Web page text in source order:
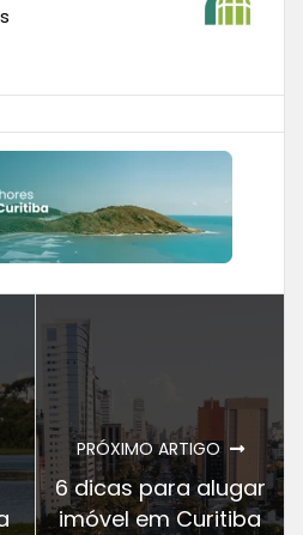
PRÓXIMO ARTIGO
6 dicas para alugar
imóvel em Curitiba